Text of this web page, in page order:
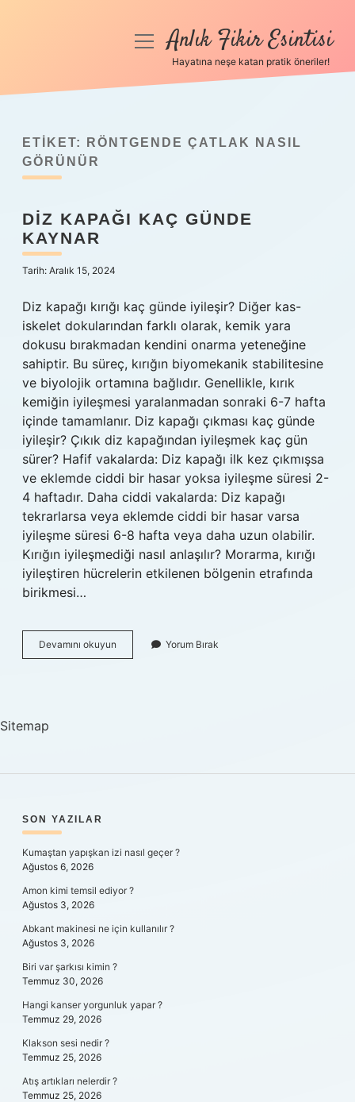
Anasayfa
Yasal Uyarı
menüyüAnlık Fikir Esintisi
Hayatına neşe katan pratik öneriler!
ETIKET:
RÖNTGENDE ÇATLAK NASIL
GÖRÜNÜR
DIZ KAPAĞI KAÇ GÜNDE
KAYNAR
Tarih: Aralık 15, 2024
Diz kapağı kırığı kaç günde iyileşir? Diğer kas-
iskelet dokularından farklı olarak, kemik yara
dokusu bırakmadan kendini onarma yeteneğine
sahiptir. Bu süreç, kırığın biyomekanik stabilitesine
ve biyolojik ortamına bağlıdır. Genellikle, kırık
kemiğin iyileşmesi yaralanmadan sonraki 6-7 hafta
içinde tamamlanır. Diz kapağı çıkması kaç günde
iyileşir? Çıkık diz kapağından iyileşmek kaç gün
sürer? Hafif vakalarda: Diz kapağı ilk kez çıkmışsa
ve eklemde ciddi bir hasar yoksa iyileşme süresi 2-
4 haftadır. Daha ciddi vakalarda: Diz kapağı
tekrarlarsa veya eklemde ciddi bir hasar varsa
iyileşme süresi 6-8 hafta veya daha uzun olabilir.
Kırığın iyileşmediği nasıl anlaşılır? Morarma, kırığı
iyileştiren hücrelerin etkilenen bölgenin etrafında
birikmesi…
Devamını okuyun
Kapağı
Yorum Bırak
Sitemap
SIDEBAR
SON YAZILAR
Kumaştan yapışkan izi nasıl geçer ?
Ağustos 6, 2026
Amon kimi temsil ediyor ?
Ağustos 3, 2026
Abkant makinesi ne için kullanılır ?
Ağustos 3, 2026
Biri var şarkısı kimin ?
Temmuz 30, 2026
Hangi kanser yorgunluk yapar ?
Temmuz 29, 2026
Klakson sesi nedir ?
Temmuz 25, 2026
Atış artıkları nelerdir ?
Temmuz 25, 2026